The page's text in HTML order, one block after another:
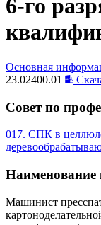
6-го
Основная
23.02400.01
Совет по
017. СПК в
Машинист